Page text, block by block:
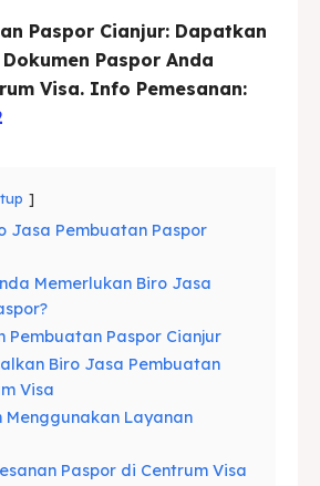
Paspor Cianjur: Dapatkan
Paspor Anda
Visa. Info Pemesanan:
Jasa Pembuatan Paspor
Memerlukan Biro Jasa
Pembuatan Paspor Cianjur
Biro Jasa Pembuatan
Visa
Menggunakan Layanan
Paspor di Centrum Visa